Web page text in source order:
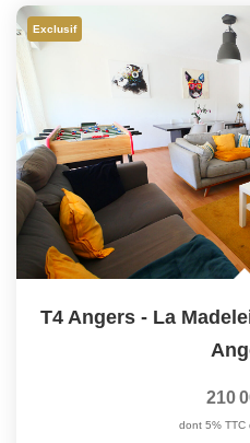
Exclusif
T4 Angers - La
210
dont 5% TTC